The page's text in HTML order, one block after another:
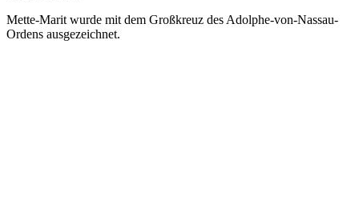
Mette-Marit wurde mit dem Großkreuz des Adolphe-von-Nassau-
Ordens ausgezeichnet.